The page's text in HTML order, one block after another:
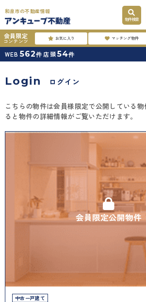
和泉市の不動産情報
物件検索
会員限定
コンテンツ お気に入り マッチング物件
WEB 562件 店頭54件
Login ログイン
こちらの物件は会員様限定で公開している
ると物件の詳細情報がご覧いただけます。
会員限定公開物件
中古一戸建て